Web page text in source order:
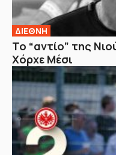
ΔΙΕΘΝΗ
Το “αντίο” της
Χόρχε Μέσι